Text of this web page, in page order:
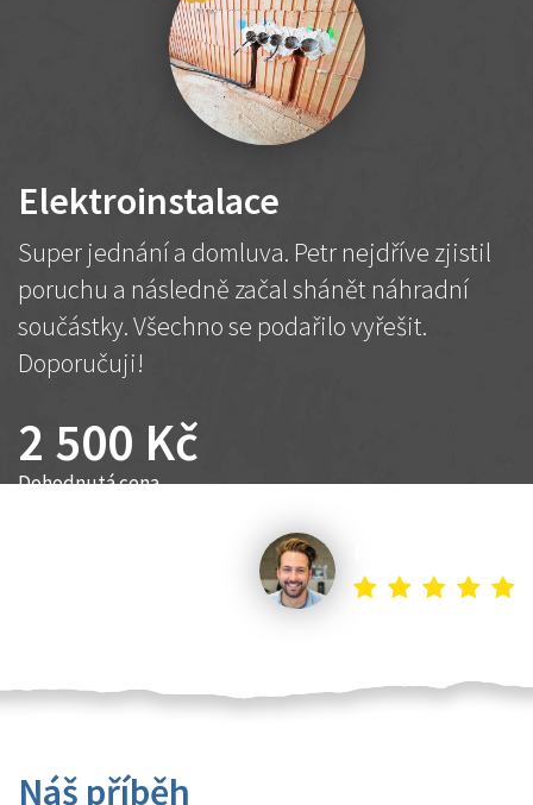
Elektroinstalace
Super jednání a domluva. Petr nejdříve zjistil
poruchu a následně začal shánět náhradní
součástky. Všechno se podařilo vyřešit.
Doporučuji!
2 500 Kč
Dohodnutá cena
Náš příběh